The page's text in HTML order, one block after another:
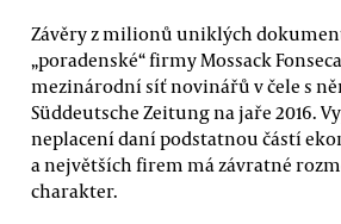
Závěry z milionů uniklých
„poradenské“ firmy Mossack
mezinárodní síť novinářů v čele s
Süddeutsche Zeitung na jaře 2016.
neplacení daní podstatnou částí
a největších firem má závratné
charakter.